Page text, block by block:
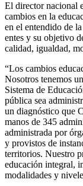
El director nacional
cambios en la
en el entendido de
entes y su objetivo
calidad, igualdad,
“Los cambios
Nosotros tenemos
Sistema de
pública sea
un diagnóstico que
manos de 345
administrada por
y provistos de
territorios. Nuestro
educación integral,
modalidades y